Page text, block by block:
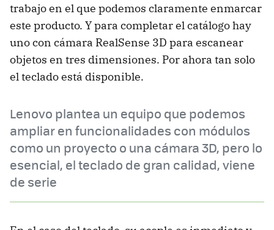
trabajo en el que podemos claramente enmarcar
este producto. Y para completar el catálogo hay
uno con cámara RealSense 3D para escanear
objetos en tres dimensiones. Por ahora tan solo
el teclado está disponible.
Lenovo plantea un equipo que podemos
ampliar en funcionalidades con módulos
como un proyecto o una cámara 3D, pero lo
esencial, el teclado de gran calidad, viene
de serie